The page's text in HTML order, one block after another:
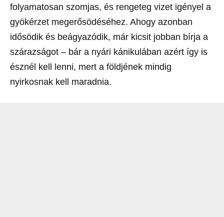
folyamatosan szomjas, és rengeteg vizet igényel a
gyökérzet megerősödéséhez. Ahogy azonban
idősödik és beágyazódik, már kicsit jobban bírja a
szárazságot – bár a nyári kánikulában azért így is
észnél kell lenni, mert a földjének mindig
nyirkosnak kell maradnia.